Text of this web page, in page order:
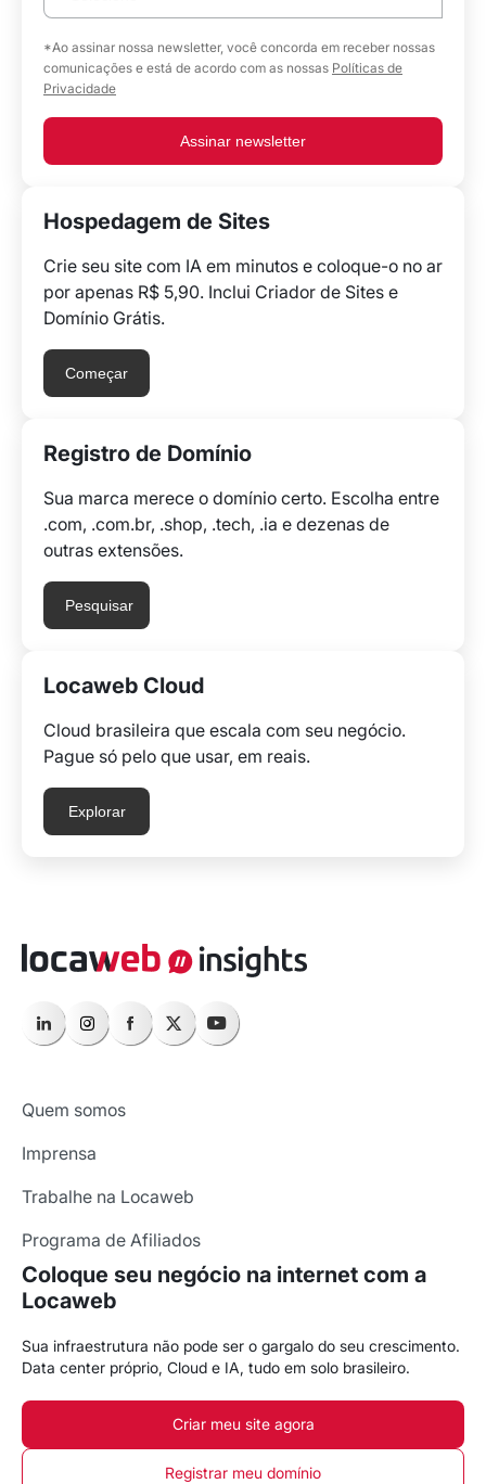
*Ao assinar nossa newsletter, você concorda em receber nossas
comunicações e está de acordo com as nossas Políticas de
Privacidade
Assinar newsletter
Hospedagem de Sites
Crie seu site com IA em minutos e coloque-o no ar
por apenas R$ 5,90. Inclui Criador de Sites e
Domínio Grátis.
Começar
Registro de Domínio
Sua marca merece o domínio certo. Escolha entre
.com, .com.br, .shop, .tech, .ia e dezenas de
outras extensões.
Pesquisar
Locaweb Cloud
Cloud brasileira que escala com seu negócio.
Pague só pelo que usar, em reais.
Explorar
Quem somos
Imprensa
Trabalhe na Locaweb
Programa de Afiliados
Coloque seu negócio na internet com a
Locaweb
Sua infraestrutura não pode ser o gargalo do seu crescimento.
Data center próprio, Cloud e IA, tudo em solo brasileiro.
Criar meu site agora
Registrar meu domínio